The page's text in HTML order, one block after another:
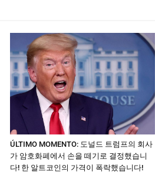
ÚLTIMO MOMENTO: 도널드 트럼프의 회사
가 암호화폐에서 손을 떼기로 결정했습니
다! 한 알트코인의 가격이 폭락했습니다!